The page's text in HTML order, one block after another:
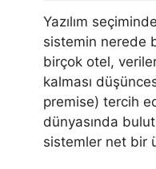
Yazılım
sistemin nerede
birçok otel,
kalması
premise) tercih
dünyasında
sistemler net bir